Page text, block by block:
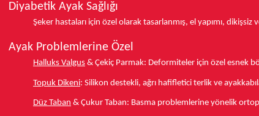
Diyabetik Ayak Sağlığı
Şeker hastaları için özel olarak tasarlanmış, el yapımı,
Ayak Problemlerine Özel
Halluks Valgus & Çekiç Parmak: Deformiteler için özel esnek
Topuk Dikeni: Silikon destekli, ağrı hafifletici terlik ve
Düz Taban & Çukur Taban: Basma problemlerine yönelik